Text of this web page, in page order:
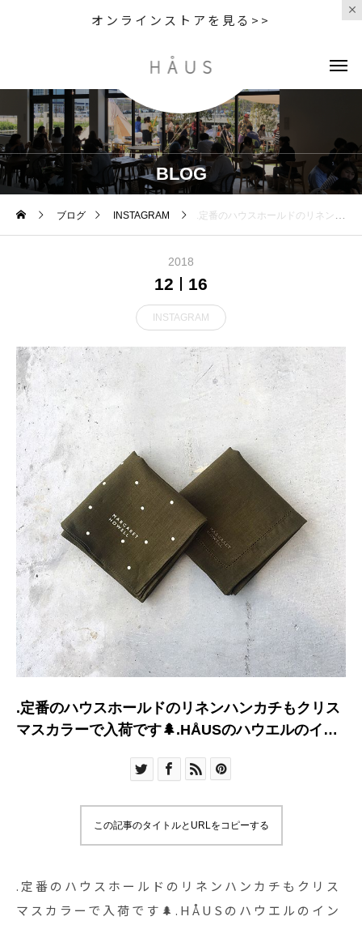
オンラインストアを見る>>
BLOG
ブログ INSTAGRAM .定番のハウスホールドのリネンハンカチもクリスマスカラーで入荷です🌲.HÅUSのハウエルのインスタはこちらからどうぞ@haus_howell ..#margarethowell #random dot hanky#embroidered hanky#Christmas#Xmas#gift#handkerchief#linen#red#green #hausmatsue #島根#松江
2018
12 16
INSTAGRAM
.定番のハウスホールドのリネンハンカチもクリス
マスカラーで入荷です🌲.HÅUSのハウエルのイン
..#margarethowell #random dot
この記事のタイトルとURLをコピーする
.定番のハウスホールドのリネンハンカチもクリス
マスカラーで入荷です🌲.HÅUSのハウエルのイン